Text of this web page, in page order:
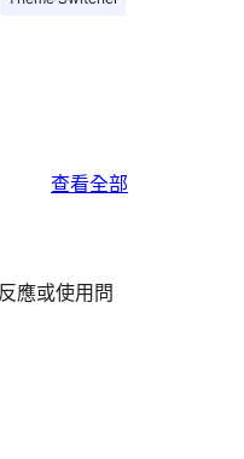
查看全部
應或使用問